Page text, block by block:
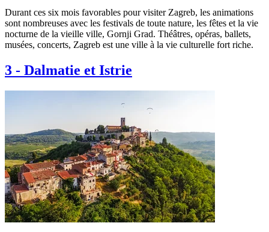
Durant ces six mois favorables pour visiter Zagreb, les animations
sont nombreuses avec les festivals de toute nature, les fêtes et la vie
nocturne de la vieille ville, Gornji Grad. Théâtres, opéras, ballets,
musées, concerts, Zagreb est une ville à la vie culturelle fort riche.
3 - Dalmatie et Istrie